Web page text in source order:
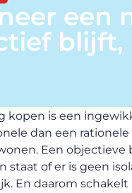
een
blijft,
kopen is een
dan een
Een
staat of er is geen
En daarom